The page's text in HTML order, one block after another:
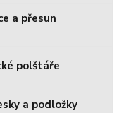
a přesun
polštáře
a podložky